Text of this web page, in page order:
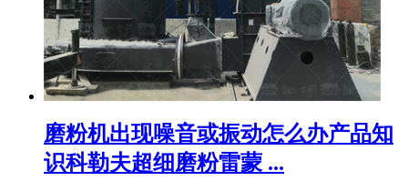
磨粉机出现噪音或振动怎么办产品知
识科勒夫超细磨粉雷蒙 ...